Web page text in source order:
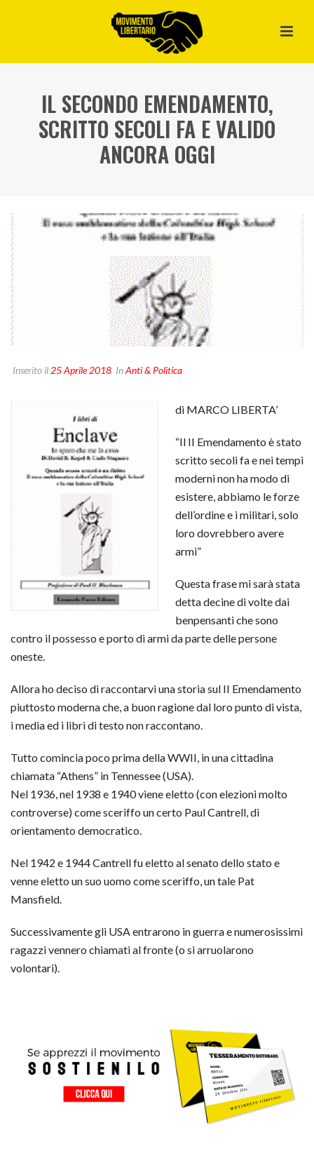
IL SECONDO EMENDAMENTO,
SCRITTO SECOLI FA E VALIDO
ANCORA OGGI
Inserito il 25 Aprile 2018 InAnti & Politica
di MARCO LIBERTA’
“Il II Emendamento è stato
scritto secoli fa e nei tempi
moderni non ha modo di
esistere, abbiamo le forze
dell’ordine e i militari, solo
loro dovrebbero avere
armi”
Questa frase mi sarà stata
detta decine di volte dai
benpensanti che sono
contro il possesso e porto di armi da parte delle persone
oneste.
Allora ho deciso di raccontarvi una storia sul II Emendamento
piuttosto moderna che, a buon ragione dal loro punto di vista,
i media ed i libri di testo non raccontano.
Tutto comincia poco prima della WWII, in una cittadina
chiamata “Athens” in Tennessee (USA).
Nel 1936, nel 1938 e 1940 viene eletto (con elezioni molto
controverse) come sceriffo un certo Paul Cantrell, di
orientamento democratico.
Nel 1942 e 1944 Cantrell fu eletto al senato dello stato e
venne eletto un suo uomo come sceriffo, un tale Pat
Mansfield.
Successivamente gli USA entrarono in guerra e numerosissimi
ragazzi vennero chiamati al fronte (o si arruolarono
volontari).